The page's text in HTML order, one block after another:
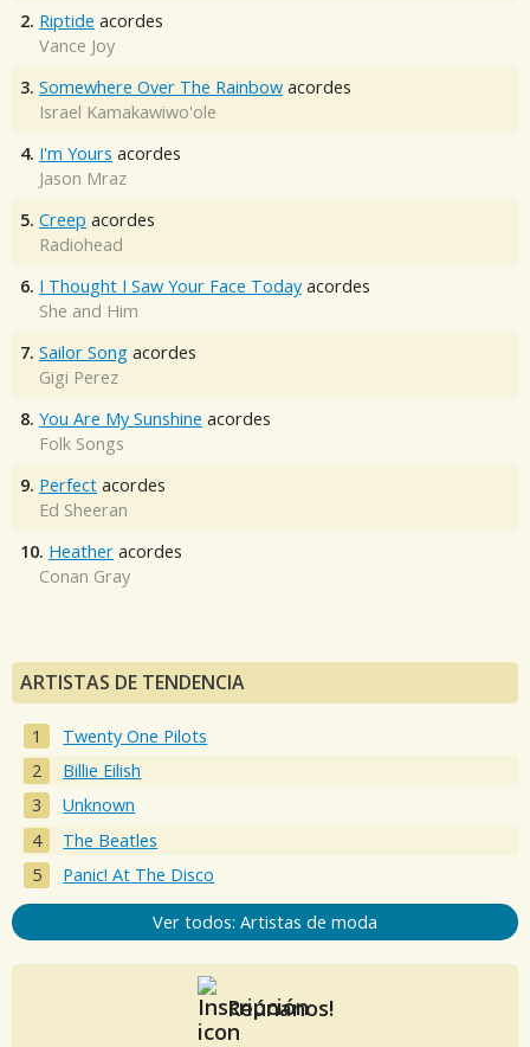
2. Riptide acordes
Vance Joy
3. Somewhere Over The Rainbow acordes
Israel Kamakawiwo'ole
4. I'm Yours acordes
Jason Mraz
5. Creep acordes
Radiohead
6. I Thought I Saw Your Face Today acordes
She and Him
7. Sailor Song acordes
Gigi Perez
8. You Are My Sunshine acordes
Folk Songs
9. Perfect acordes
Ed Sheeran
10. Heather acordes
Conan Gray
ARTISTAS DE TENDENCIA
Twenty One Pilots
Billie Eilish
Unknown
The Beatles
Panic! At The Disco
Ver todos: Artistas de moda
Reúnanos!